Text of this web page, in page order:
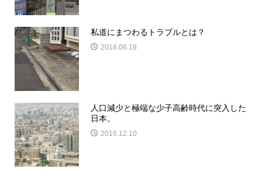
私道にまつわるトラブルとは？
2018.06.18
人口減少と極端な少子高齢時代に突入した
日本。
2016.12.10